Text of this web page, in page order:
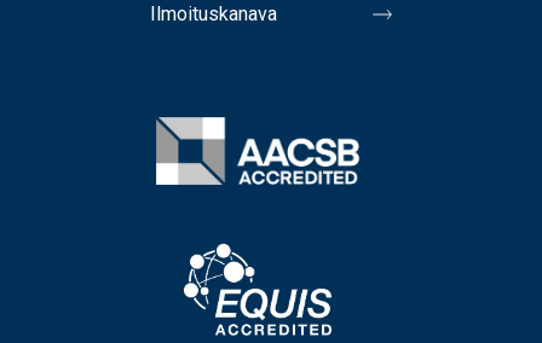
Ilmoituskanava
Image
Image